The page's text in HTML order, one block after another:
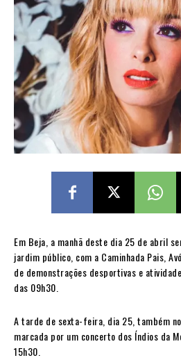
Em Beja, a manhã deste dia 25 de abril
jardim público, com a Caminhada Pais,
de demonstrações desportivas e
das 09h30.
A tarde de sexta-feira, dia 25, também
marcada por um concerto dos Índios da
15h30.